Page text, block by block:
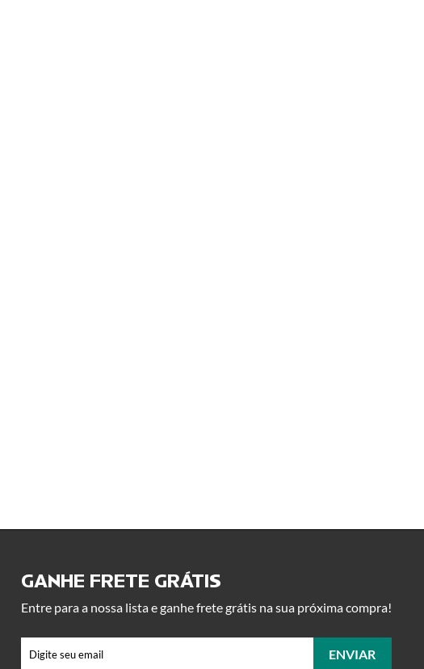
GANHE FRETE GRÁTIS ​
Entre para a nossa lista e ganhe frete grátis na sua próxima compra!
ENVIAR